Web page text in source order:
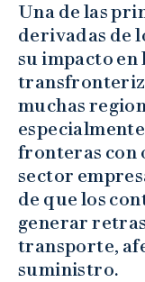
Una de las
derivadas de
su impacto en
muchas
fronteras con
sector
de que los
generar
transporte,
suministro.